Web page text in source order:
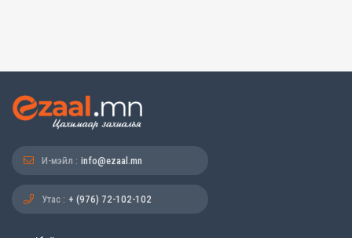
И-мэйл : info@ezaal.mn
Утас : + (976) 72-102-102